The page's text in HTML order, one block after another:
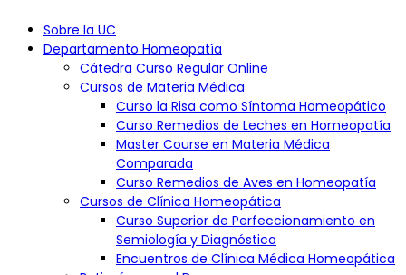
cada curso o servicio. Consulta estas políticas antes de realizar
una compra.
Limitación de Responsabilidad:
La Universidad Candegabe no se hace responsable de
cualquier daño directo o indirecto resultante del uso del sitio
web. La información proporcionada es solo con fines educativos
y no constituye asesoramiento profesional.
Jurisdicción y Ley Aplicable:
Estos términos y condiciones se rigen por las leyes del Estado
de Florida, Estados Unidos. Cualquier disputa se resolverá en los
tribunales de jurisdicción competente en el condado de Miami-
Política de Privacidad de la
Sobre la UC
Departamento Homeopatía
Cátedra Curso Regular Online
Cursos de Materia Médica
Curso la Risa como Síntoma Homeopático
Curso Remedios de Leches en Homeopatía
Master Course en Materia Médica
Comparada
Curso Remedios de Aves en Homeopatía
Cursos de Clínica Homeopática
Curso Superior de Perfeccionamiento en
Semiología y Diagnóstico
Encuentros de Clínica Médica Homeopática